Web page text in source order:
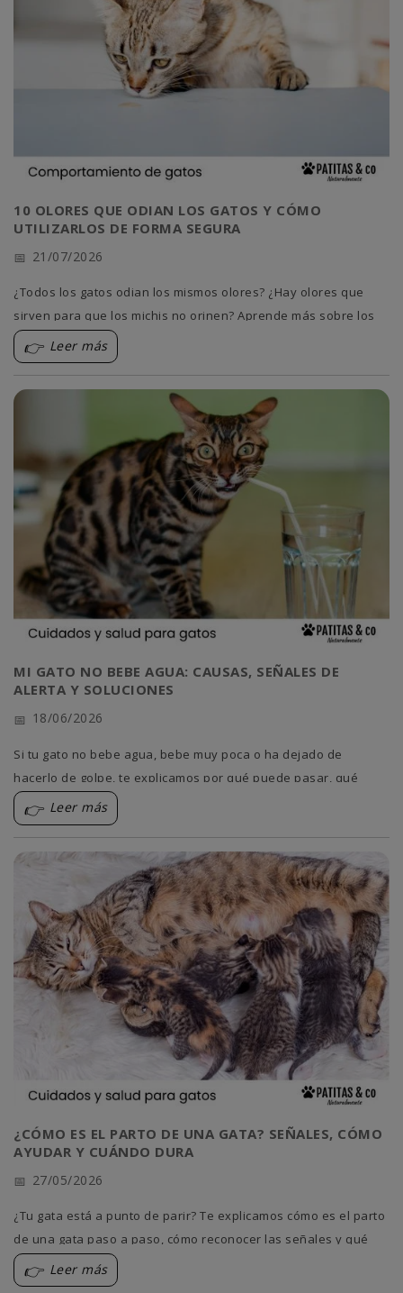
10 OLORES QUE ODIAN LOS GATOS Y CÓMO
UTILIZARLOS DE FORMA SEGURA
21/07/2026
¿Todos los gatos odian los mismos olores? ¿Hay olores que
sirven para que los michis no orinen? Aprende más sobre los
olores que no le gustan a los gatos.
Leer más
MI GATO NO BEBE AGUA: CAUSAS, SEÑALES DE
ALERTA Y SOLUCIONES
18/06/2026
Si tu gato no bebe agua, bebe muy poca o ha dejado de
hacerlo de golpe, te explicamos por qué puede pasar, qué
riesgos tiene y cómo ayudarle a hidratarse.
Leer más
¿CÓMO ES EL PARTO DE UNA GATA? SEÑALES, CÓMO
AYUDAR Y CUÁNDO DURA
27/05/2026
¿Tu gata está a punto de parir? Te explicamos cómo es el parto
de una gata paso a paso, cómo reconocer las señales y qué
hacer (y qué no) para ayudarla.
Leer más